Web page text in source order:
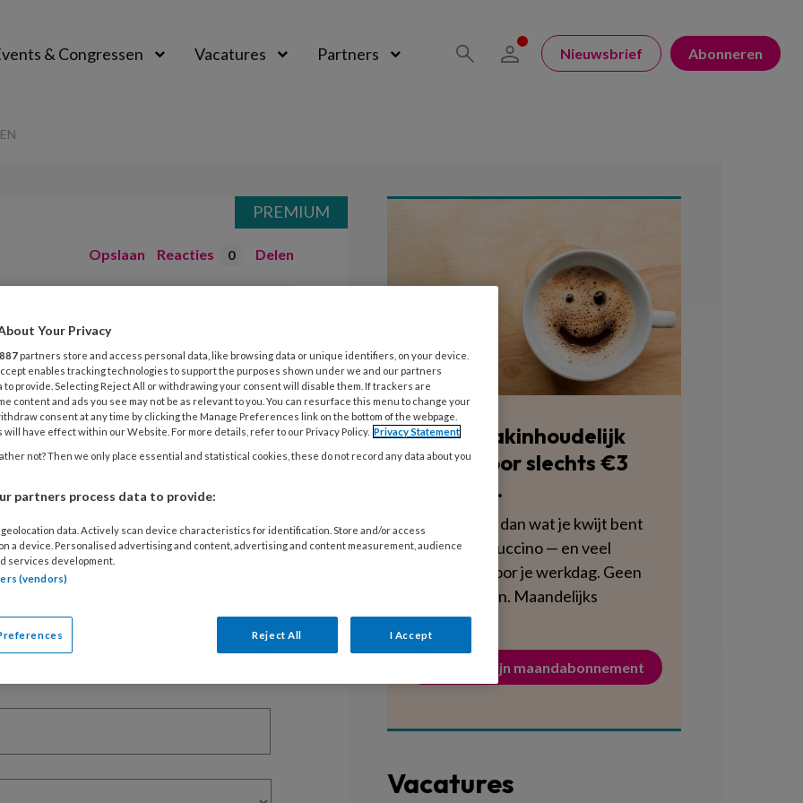
& Congressen Vacatures Partners Nieuwsbrief Abonneren
Opslaan Reacties 0 Delen
rekenen
lezen?
lees 2 artikelen gratis per maand
PREMIUM
Blijf vakinhoudelijk
scherp voor slechts €3
per week.
Dat is minder dan wat je kwijt bent
aan een cappuccino — en veel
voedzamer voor je werkdag. Geen
verplichtingen. Maandelijks
opzegbaar.
Activeer mijn maandabonnement
Vacatures
Your Privacy
887 partners store and access personal data, like browsing data or unique identifiers, on your device.
enables tracking technologies to support the purposes shown under we and our partners
to provide. Selecting Reject All or withdrawing your consent will disable them. If trackers are
content and ads you see may not be as relevant to you. You can resurface this menu to change your
consent at any time by clicking the Manage Preferences link on the bottom of the webpage.
will have effect within our Website. For more details, refer to our Privacy Policy. Privacy Statement
not? Then we only place essential and statistical cookies, these do not record any data about you
partners process data to provide:
data. Actively scan device characteristics for identification. Store and/or access
a device. Personalised advertising and content, advertising and content measurement, audience
services development.
(vendors)
Reject All I Accept